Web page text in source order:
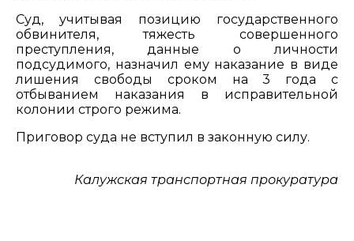
Суд, учитывая позицию государственного
обвинителя, тяжесть совершенного
преступления, данные о личности
подсудимого, назначил ему наказание в виде
лишения свободы сроком на 3 года с
отбыванием наказания в исправительной
колонии строго режима.
Приговор суда не вступил в законную силу.
Калужская транспортная прокуратура